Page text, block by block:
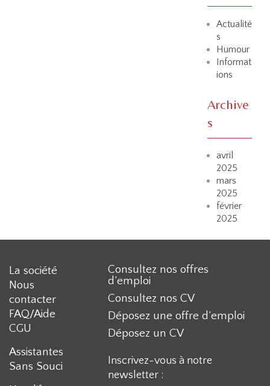
Actualité
s
Humour
Informat
ions
Archive
s
avril
2025
mars
2025
février
2025
La société
Nous
contacter
FAQ/Aide
CGU
Assistantes
Sans Souci
Consultez nos offres
d’emploi
Consultez nos CV
Déposez une offre d’emploi
Déposez un CV
Inscrivez-vous à notre
newsletter :